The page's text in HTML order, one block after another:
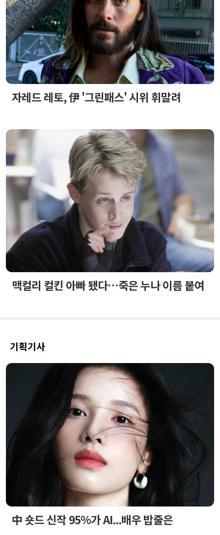
자레드 레토, 伊 '그린패스' 시위 휘말려
맥컬리 컬킨 아빠 됐다…죽은 누나 이름 붙여
기획기사
中 숏드 신작 95%가 AI...배우 밥줄은